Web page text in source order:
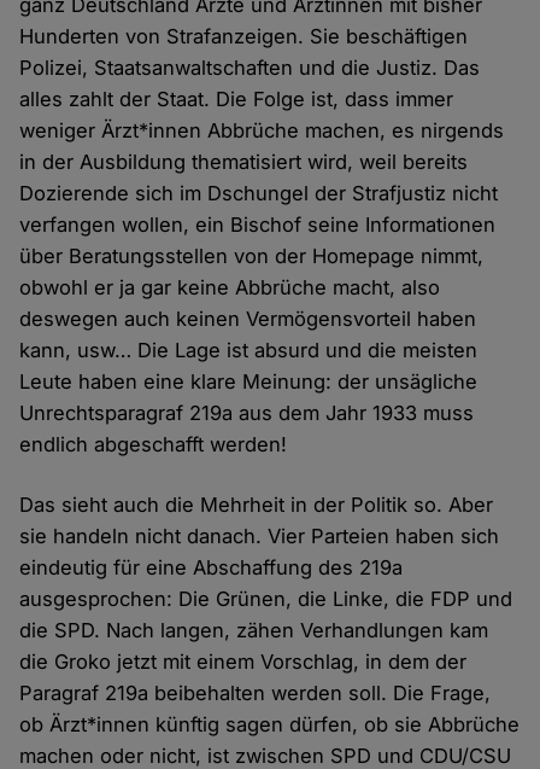
ganz Deutschland Ärzte und Ärztinnen mit bisher
Hunderten von Strafanzeigen. Sie beschäftigen
Polizei, Staatsanwaltschaften und die Justiz. Das
alles zahlt der Staat. Die Folge ist, dass immer
weniger Ärzt*innen Abbrüche machen, es nirgends
in der Ausbildung thematisiert wird, weil bereits
Dozierende sich im Dschungel der Strafjustiz nicht
verfangen wollen, ein Bischof seine Informationen
über Beratungsstellen von der Homepage nimmt,
obwohl er ja gar keine Abbrüche macht, also
deswegen auch keinen Vermögensvorteil haben
kann, usw… Die Lage ist absurd und die meisten
Leute haben eine klare Meinung: der unsägliche
Unrechtsparagraf 219a aus dem Jahr 1933 muss
endlich abgeschafft werden!
Das sieht auch die Mehrheit in der Politik so. Aber
sie handeln nicht danach. Vier Parteien haben sich
eindeutig für eine Abschaffung des 219a
ausgesprochen: Die Grünen, die Linke, die FDP und
die SPD. Nach langen, zähen Verhandlungen kam
die Groko jetzt mit einem Vorschlag, in dem der
Paragraf 219a beibehalten werden soll. Die Frage,
ob Ärzt*innen künftig sagen dürfen, ob sie Abbrüche
machen oder nicht, ist zwischen SPD und CDU/CSU